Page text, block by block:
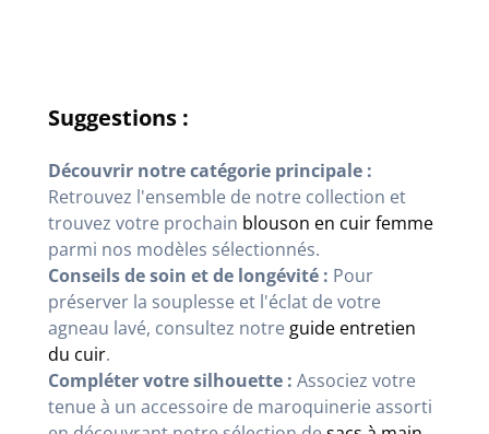
Suggestions :
Découvrir notre catégorie principale :
Retrouvez l'ensemble de notre collection et
trouvez votre prochain blouson en cuir femme
parmi nos modèles sélectionnés.
Conseils de soin et de longévité : Pour
préserver la souplesse et l'éclat de votre
agneau lavé, consultez notre guide entretien
du cuir.
Compléter votre silhouette : Associez votre
tenue à un accessoire de maroquinerie assorti